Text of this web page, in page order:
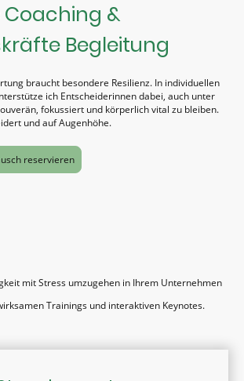
Coaching &
Begleitung
braucht besondere Resilienz. In individuellen
ich Entscheiderinnen dabei, auch unter
fokussiert und körperlich vital zu bleiben.
und auf Augenhöhe.
reservieren
mit Stress umzugehen in Ihrem Unternehmen
Trainings und interaktiven Keynotes.